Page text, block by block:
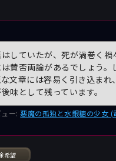
していたが、死が渦巻く禍
賛否両論があるでしょう。
文章には容易く引き込まれ
味として残っています。
ュー:悪魔の孤独と水銀糖の少女 (
希望